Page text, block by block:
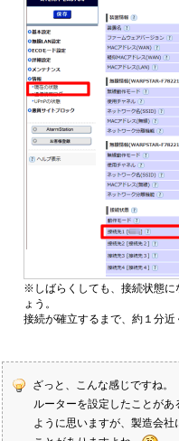
※しばらくしても、接続状態に
ょう。
接続が確立するまで、約１分近
ざっと、こんな感じですね。
ルーターを設定したことが
ように思いますが、製造会